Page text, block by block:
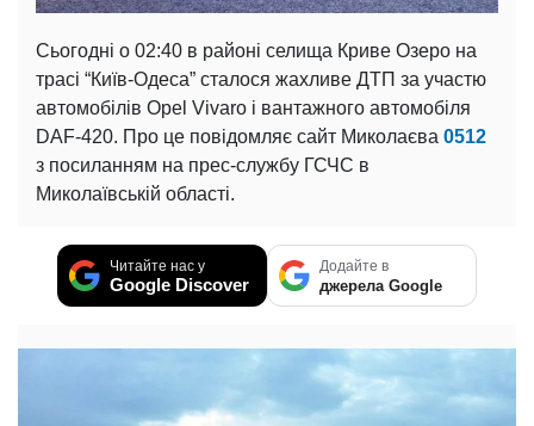
Сьогодні о 02:40 в районі селища Криве Озеро на
трасі “Київ-Одеса” сталося жахливе ДТП за участю
автомобілів Opel Vivaro і вантажного автомобіля
DAF-420. Про це повідомляє сайт Миколаєва 0512
з посиланням на прес-службу ГСЧС в
Миколаївській області.
Читайте нас у
Google Discover
Додайте в
джерела Google